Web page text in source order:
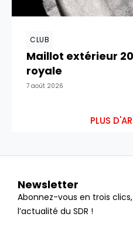
CLUB
Maillot extérieur
royale
7 août 2026
PLUS
Newsletter
Abonnez-vous en trois
l’actualité du SDR !